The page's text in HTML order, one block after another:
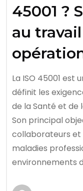
45001 ?
au
La ISO 45001 est
définit les
de la Santé et de
Son principal
collaborateurs et
maladies
environnements